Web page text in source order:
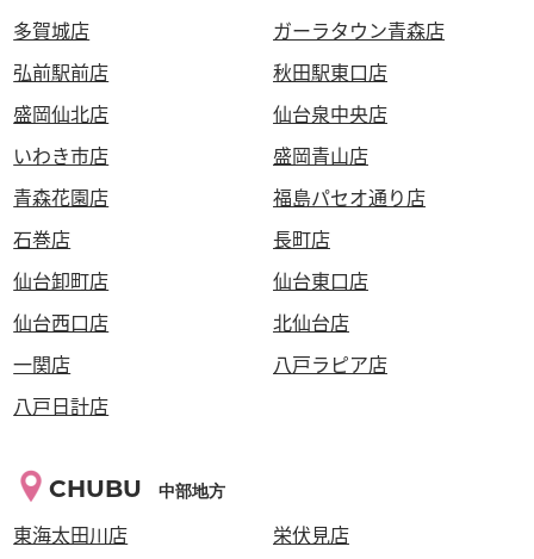
多賀城店
ガーラタウン青森店
弘前駅前店
秋田駅東口店
盛岡仙北店
仙台泉中央店
いわき市店
盛岡青山店
青森花園店
福島パセオ通り店
石巻店
長町店
仙台卸町店
仙台東口店
仙台西口店
北仙台店
一関店
八戸ラピア店
八戸日計店
CHUBU 中部地方
東海太田川店
栄伏見店